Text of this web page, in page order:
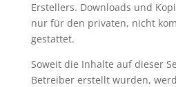
Erstellers. Downloads und
nur für den privaten, nicht
gestattet.
Soweit die Inhalte auf dieser
Betreiber erstellt wurden,